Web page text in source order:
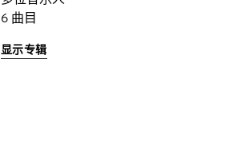
6 曲目
显示专辑